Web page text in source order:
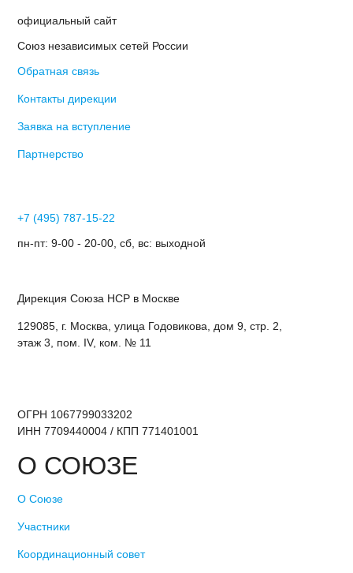
официальный сайт
Союз независимых сетей России
Обратная связь
Контакты дирекции
Заявка на вступление
Партнерство
+7 (495) 787-15-22
пн-пт: 9-00 - 20-00, сб, вс: выходной
Дирекция Cоюза НСР в Москве
129085, г. Москва, улица Годовикова, дом 9, стр. 2,
этаж 3, пом. IV, ком. № 11
ОГРН 1067799033202
ИНН 7709440004 / КПП 771401001
О СОЮЗЕ
О Союзе
Участники
Координационный совет